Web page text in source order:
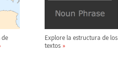
de
Explore la estructura de los
textos